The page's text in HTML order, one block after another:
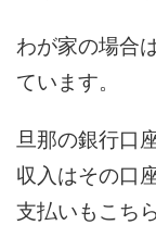
わが家の場合
ています。
旦那の銀行口
収入はその口
支払いもこち